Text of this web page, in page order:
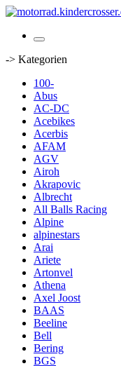
-> Kategorien
100-
Abus
AC-DC
Acebikes
Acerbis
AFAM
AGV
Airoh
Akrapovic
Albrecht
All Balls Racing
Alpine
alpinestars
Arai
Ariete
Artonvel
Athena
Axel Joost
BAAS
Beeline
Bell
Bering
BGS